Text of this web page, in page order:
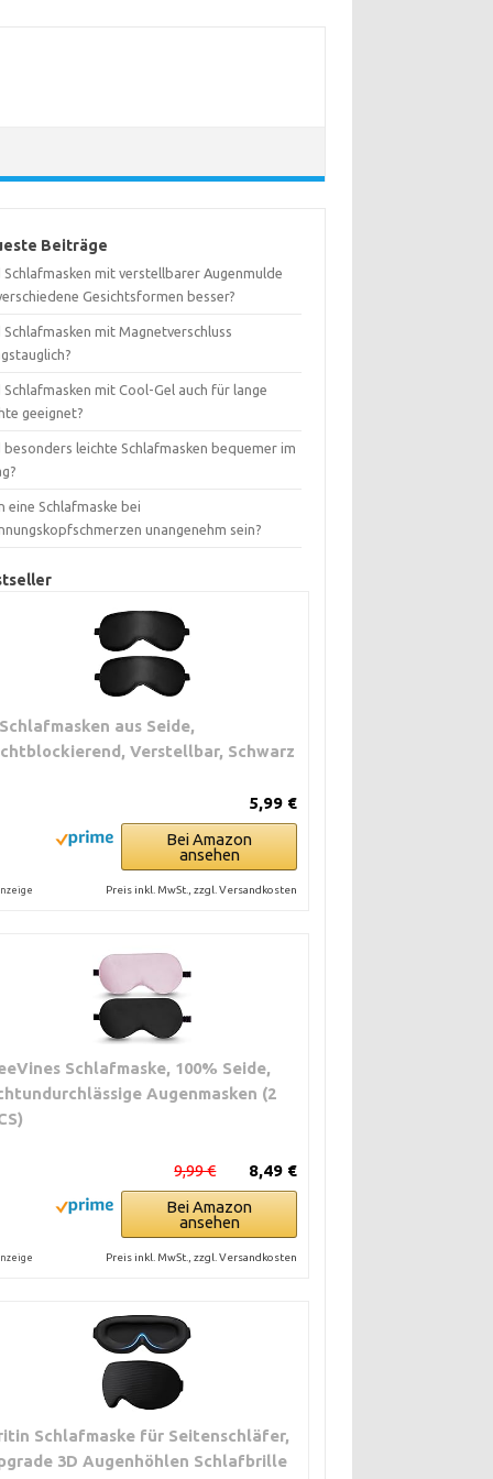
Beiträge
Schlafmasken mit verstellbarer Augenmulde
Gesichtsformen besser?
Schlafmasken mit Magnetverschluss
Schlafmasken mit Cool-Gel auch für lange
geeignet?
besonders leichte Schlafmasken bequemer im
eine Schlafmaske bei
unangenehm sein?
aus Seide,
Verstellbar, Schwarz
5,99 €
Bei Amazon
ansehen
Preis inkl. MwSt., zzgl. Versandkosten
Schlafmaske, 100% Seide,
Augenmasken (2
8,49 €
9,99 €
Bei Amazon
ansehen
Preis inkl. MwSt., zzgl. Versandkosten
Schlafmaske für Seitenschläfer,
3D Augenhöhlen Schlafbrille